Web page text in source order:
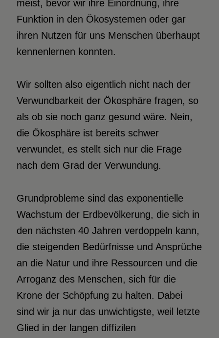
meist, bevor wir ihre Einordnung, ihre
Funktion in den Ökosystemen oder gar
ihren Nutzen für uns Menschen überhaupt
kennenlernen konnten.
Wir sollten also eigentlich nicht nach der
Verwundbarkeit der Ökosphäre fragen, so
als ob sie noch ganz gesund wäre. Nein,
die Ökosphäre ist bereits schwer
verwundet, es stellt sich nur die Frage
nach dem Grad der Verwundung.
Grundprobleme sind das exponentielle
Wachstum der Erdbevölkerung, die sich in
den nächsten 40 Jahren verdoppeln kann,
die steigenden Bedürfnisse und Ansprüche
an die Natur und ihre Ressourcen und die
Arroganz des Menschen, sich für die
Krone der Schöpfung zu halten. Dabei
sind wir ja nur das unwichtigste, weil letzte
Glied in der langen diffizilen